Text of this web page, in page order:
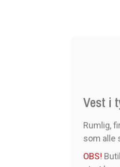
Vest i
Rumlig,
som alle
OBS!